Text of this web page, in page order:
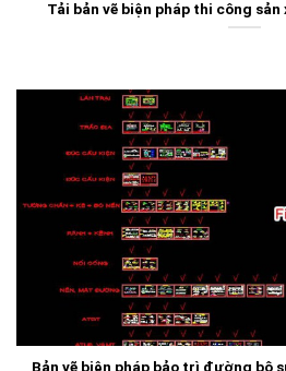
Tải bản vẽ biện pháp thi công
Bản vẽ biện pháp bảo trì đường bộ